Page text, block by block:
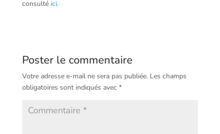
consulté ici.
Poster le commentaire
Votre adresse e-mail ne sera pas publiée. Les champs
obligatoires sont indiqués avec *